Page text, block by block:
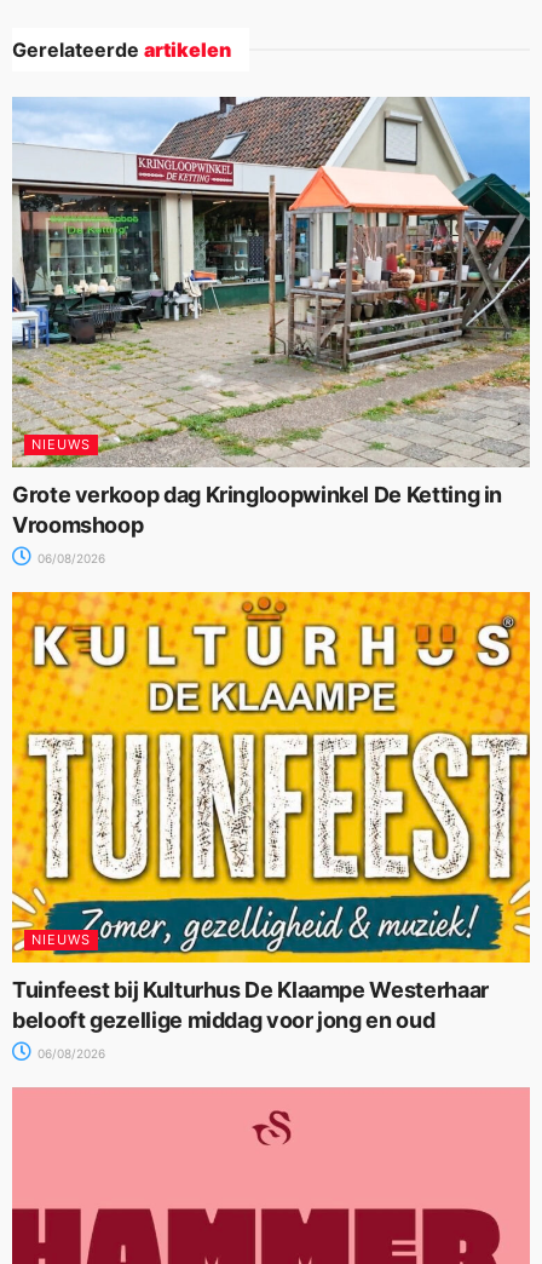
Gerelateerde artikelen
NIEUWS
Grote verkoop dag Kringloopwinkel De Ketting in
Vroomshoop
06/08/2026
NIEUWS
Tuinfeest bij Kulturhus De Klaampe Westerhaar
belooft gezellige middag voor jong en oud
06/08/2026